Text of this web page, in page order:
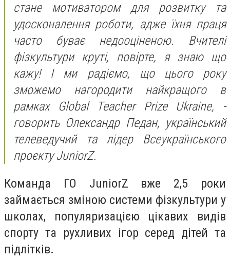
стане мотиватором для розвитку та
удосконалення роботи, адже їхня праця
часто буває недооціненою. Вчителі
фізкультури круті, повірте, я знаю що
кажу! І ми радіємо, що цього року
зможемо нагородити найкращого в
рамках Global Teacher Prize Ukraine, -
говорить Олександр Педан, український
телеведучий та лідер Всеукраїнського
проєкту JuniorZ.
Команда ГО JuniorZ вже 2,5 роки
займається зміною системи фізкультури у
школах, популяризацією цікавих видів
спорту та рухливих ігор серед дітей та
підлітків.